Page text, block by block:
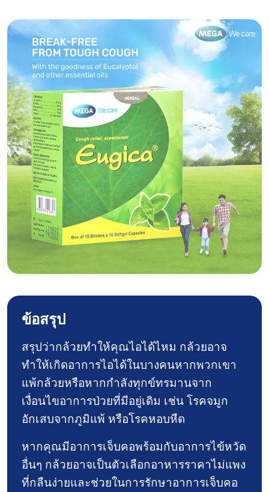
ข้อสรุป
สรุปว่ากล้วยทำให้คุณไอได้ไหม กล้วยอาจ
ทำให้เกิดอาการไอได้ในบางคนหากพวกเขา
แพ้กล้วยหรือหากกำลังทุกข์ทรมานจาก
เงื่อนไขอาการป่วยที่มีอยู่เดิม เช่น โรคจมูก
อักเสบจากภูมิแพ้ หรือโรคหอบหืด
หากคุณมีอาการเจ็บคอพร้อมกับอาการไข้หวัด
อื่นๆ กล้วยอาจเป็นตัวเลือกอาหารราคาไม่แพง
ที่กลืนง่ายและช่วยในการรักษาอาการเจ็บคอ